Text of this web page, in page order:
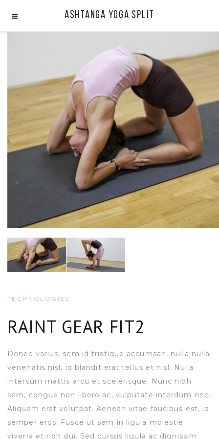
Ashtanga Yoga Split
TECHNOLOGIES
RAINT GEAR FIT2
Donec varius, sem id tristique accumsan, nulla nulla
venenatis nisl, id blandit erat tellus et nisl. Nulla
intersum mattis arcu et scelerisque. Nunc nibh
sem, congue non libero ac, vulputate interdum nnc.
Aliquam erat volutpat. Aenean vitae faucibus est, id
semper eros. Fusce ut sem in ligula molestie
viverra et non dui. Sed cursus ligula ac dignissim